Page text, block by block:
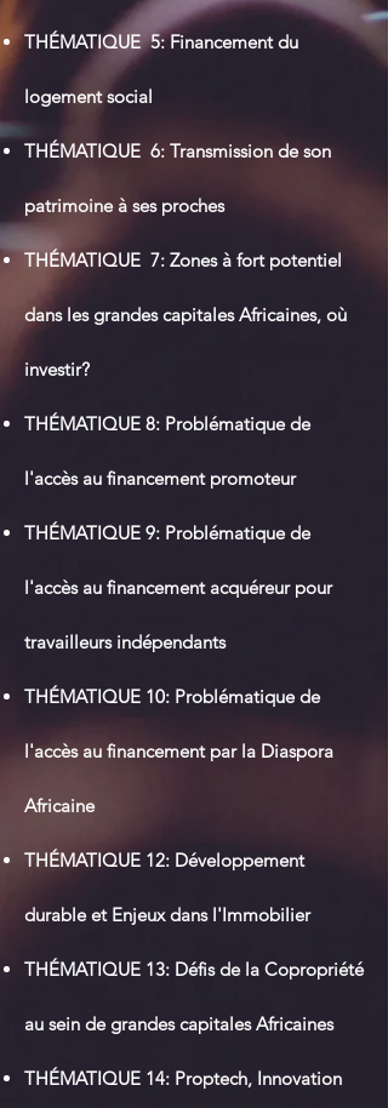
THÉMATIQUE 5: Financement du
logement social
THÉMATIQUE 6: Transmission de son
patrimoine à ses proches
THÉMATIQUE 7: Zones à fort potentiel
dans les grandes capitales Africaines, où
investir?
THÉMATIQUE 8: Problématique de
l'accès au financement promoteur
THÉMATIQUE 9: Problématique de
l'accès au financement acquéreur pour
travailleurs indépendants
THÉMATIQUE 10: Problématique de
l'accès au financement par la Diaspora
Africaine
THÉMATIQUE 12: Développement
durable et Enjeux dans l'Immobilier
THÉMATIQUE 13: Défis de la Copropriété
au sein de grandes capitales Africaines
THÉMATIQUE 14: Proptech, Innovation